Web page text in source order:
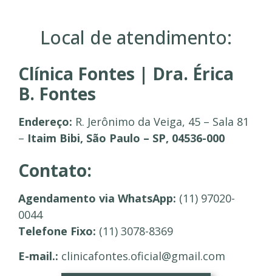
Local de atendimento:
Clínica Fontes | Dra. Érica
B. Fontes
Endereço: R. Jerônimo da Veiga, 45 – Sala 81
– Itaim Bibi, São Paulo – SP, 04536-000
Contato:
Agendamento via WhatsApp: (11) 97020-
0044
Telefone Fixo: (11) 3078-8369
E-mail.: clinicafontes.oficial@gmail.com